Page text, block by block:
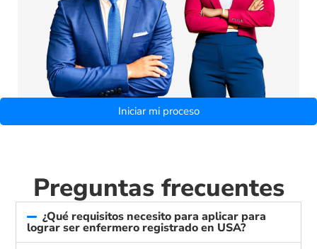
Iniciar mi proceso
Preguntas frecuentes
¿Qué requisitos necesito para aplicar para
lograr ser enfermero registrado en USA?